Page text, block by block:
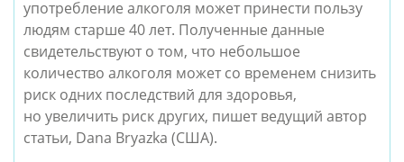
употребление алкоголя может принести пользу
людям старше 40 лет. Полученные данные
свидетельствуют о том, что небольшое
количество алкоголя может со временем снизить
риск одних последствий для здоровья,
но увеличить риск других, пишет ведущий автор
статьи, Dana Bryazka (США).